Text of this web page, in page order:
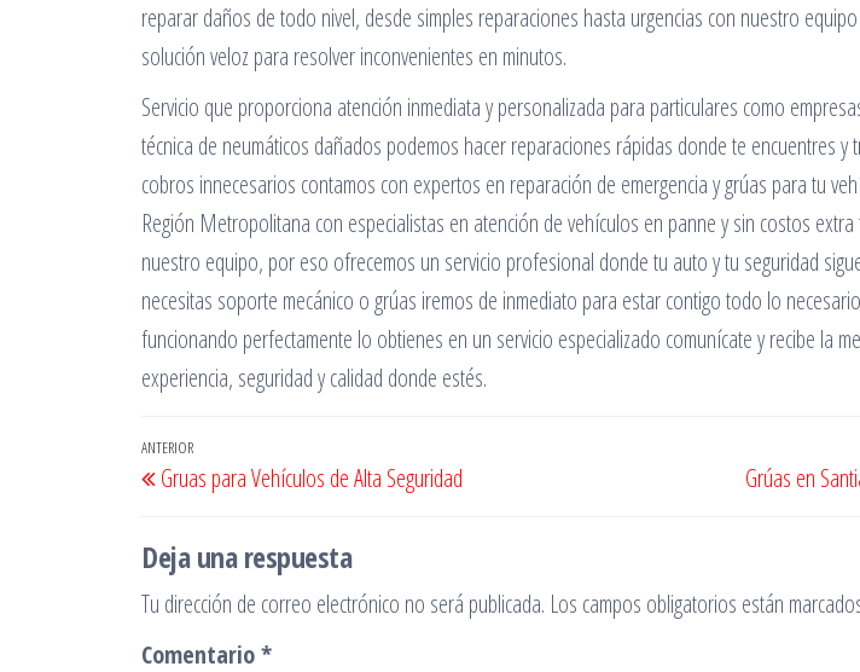
reparar daños de todo nivel, desde simples reparaciones hasta urgencias con nuestro
solución veloz para resolver inconvenientes en minutos.
Servicio que proporciona atención inmediata y personalizada para particulares como
técnica de neumáticos dañados podemos hacer reparaciones rápidas donde te encuentres y
cobros innecesarios contamos con expertos en reparación de emergencia y grúas para tu
Región Metropolitana con especialistas en atención de vehículos en panne y sin costos
nuestro equipo, por eso ofrecemos un servicio profesional donde tu auto y tu seguridad
necesitas soporte mecánico o grúas iremos de inmediato para estar contigo todo lo
funcionando perfectamente lo obtienes en un servicio especializado comunícate y recibe la
experiencia, seguridad y calidad donde estés.
Navegación
de
entradas
Entrada
anterior
ANTERIOR
Gruas para Vehículos de Alta Seguridad Grúas en
Deja una respuesta
Tu dirección de correo electrónico no será publicada. Los campos obligatorios están
Comentario*